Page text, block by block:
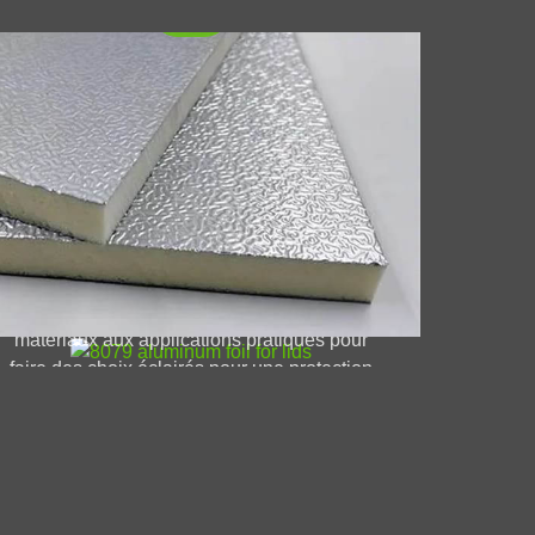
feuille d'aluminium pour les
Tout apprendre sur 8079 feuille d'aluminium
pour les couvercles de la science des
matériaux aux applications pratiques pour
faire des choix éclairés pour une protection